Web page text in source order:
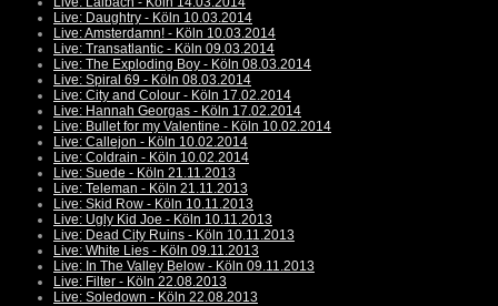
Live: Daughtry - Köln 10.03.2014
Live: Amsterdamn! - Köln 10.03.2014
Live: Transatlantic - Köln 09.03.2014
Live: The Exploding Boy - Köln 08.03.2014
Live: Spiral 69 - Köln 08.03.2014
Live: City and Colour - Köln 17.02.2014
Live: Hannah Georgas - Köln 17.02.2014
Live: Bullet for my Valentine - Köln 10.02.2014
Live: Callejon - Köln 10.02.2014
Live: Coldrain - Köln 10.02.2014
Live: Suede - Köln 21.11.2013
Live: Teleman - Köln 21.11.2013
Live: Skid Row - Köln 10.11.2013
Live: Ugly Kid Joe - Köln 10.11.2013
Live: Dead City Ruins - Köln 10.11.2013
Live: White Lies - Köln 09.11.2013
Live: In The Valley Below - Köln 09.11.2013
Live: Filter - Köln 22.08.2013
Live: Soledown - Köln 22.08.2013